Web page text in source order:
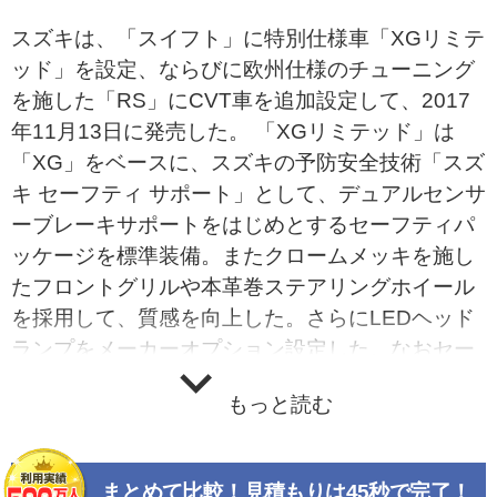
スズキは、「スイフト」に特別仕様車「XGリミテ
ッド」を設定、ならびに欧州仕様のチューニング
を施した「RS」にCVT車を追加設定して、2017
年11月13日に発売した。 「XGリミテッド」は
「XG」をベースに、スズキの予防安全技術「スズ
キ セーフティ サポート」として、デュアルセンサ
ーブレーキサポートをはじめとするセーフティパ
ッケージを標準装備。またクロームメッキを施し
たフロントグリルや本革巻ステアリングホイール
を採用して、質感を向上した。さらにLEDヘッド
ランプをメーカーオプション設定した。なおセー
フティパッケージレス仕様車も選択可能となって
もっと読む
まとめて比較！見積もりは45秒で完了！